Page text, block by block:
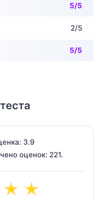
5/5
2/5
5/5
3.9
оценок: 221.